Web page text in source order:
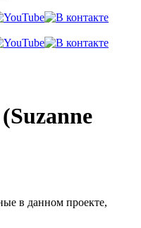
в данном проекте,